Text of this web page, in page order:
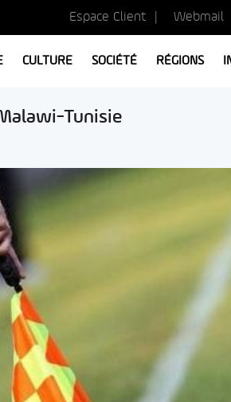
Espace Client Webmail
CULTURE SOCIÉTÉ RÉGIONS
Tunisie